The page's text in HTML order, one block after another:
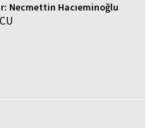
Necmettin Hacıeminoğlu